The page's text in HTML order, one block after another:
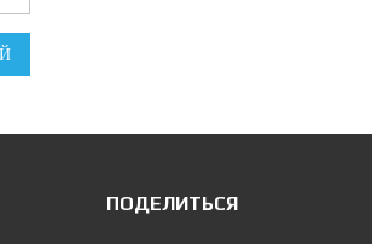
ПОДЕЛИТЬСЯ